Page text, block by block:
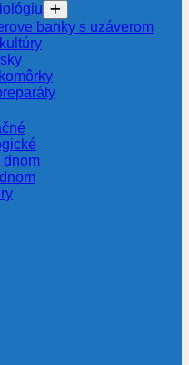
banky s uzáverom
dnom